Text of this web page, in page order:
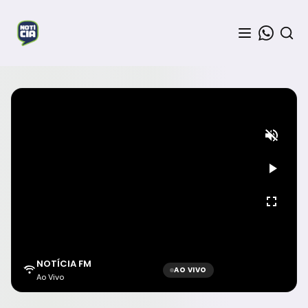
NOTÍCIA FM
Ao Vivo
AO VIVO